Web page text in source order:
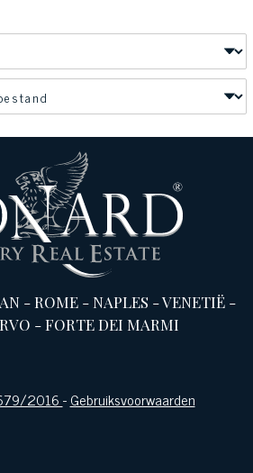
-ROME-NAPLES -VENETIË-
-FORTE DEI MARMI
2016-Gebruiksvoorwaarden